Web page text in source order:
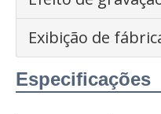
Exibição de
Especificações